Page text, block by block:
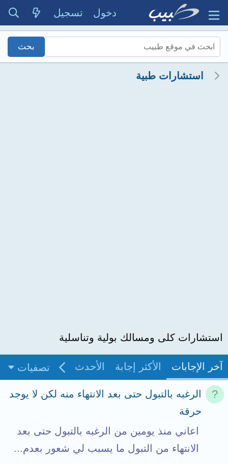
دخول تسجيل
استشارات طبية
استشارات كلى ومسالك بولية وتناسلية
آخر الإجابات الأكثر إجابة الأحدث غير مجاب
تصفيات
الرغبه بالتبول حتى بعد الانتهاء منه لكن لا يوجد
حرقة
اعاني منذ يومين من الرغبه بالتبول حتى بعد
الانتهاء من التبول ما يسبب لي شعور بعدم...